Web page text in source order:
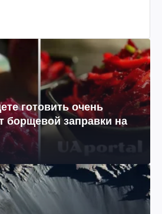
готовить очень
борщевой заправки на